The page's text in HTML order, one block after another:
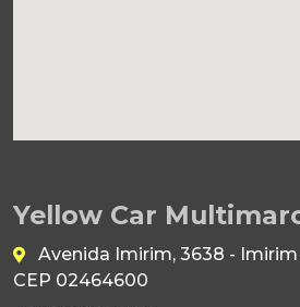
Yellow Car
Avenida Imirim, 3638 - Imirim
CEP 02464600